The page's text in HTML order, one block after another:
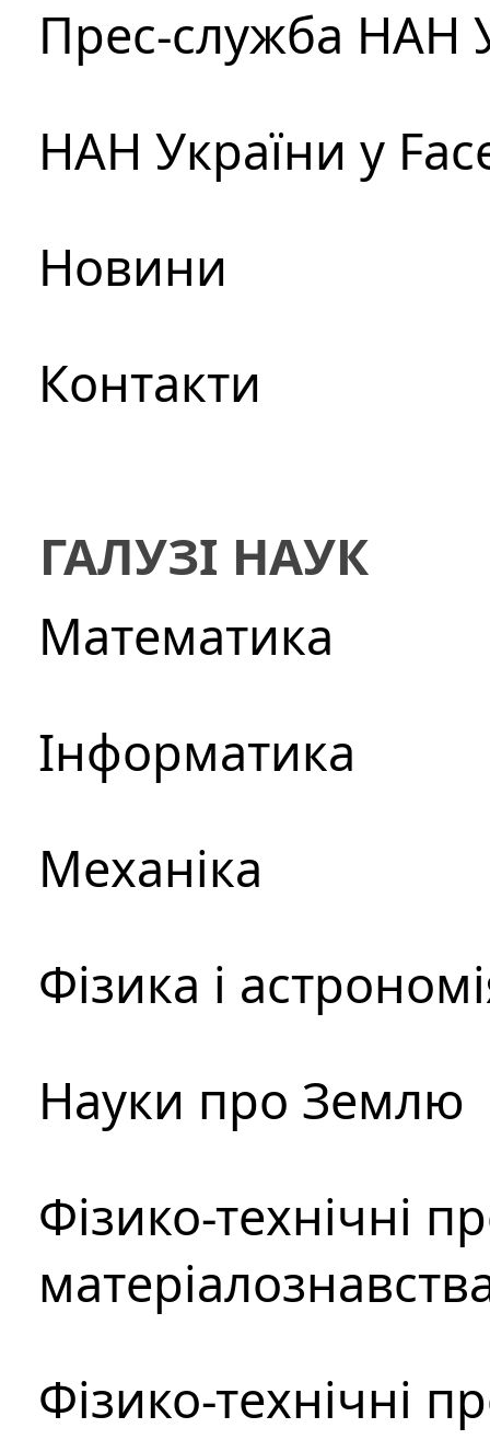
Прес-служба НАН
НАН України у
Новини
Контакти
ГАЛУЗІ НАУК
Математика
Інформатика
Механіка
Фізика і
Науки про Землю
Фізико-технічні
Фізико-технічні